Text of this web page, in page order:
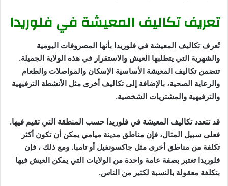
تعريف تكاليف المعيشة في فلوريدا
تُعرف تكاليف المعيشة في فلوريدا بأنها المصروفات اليومية
والشهرية التي يتطلبها العيش والاستقرار في هذه الولاية الجميلة.
تتضمن تكاليف المعيشة الأساسية الإسكان والمواصلات والطعام
والرعاية الصحية، بالإضافة إلى تكاليف أخرى مثل الأنشطة الترفيهية
والترفيهية والمشتريات الشخصية.
قد تتعدد تكاليف المعيشة في فلوريدا حسب المنطقة التي تقيم فيها.
فعلى سبيل المثال، فإن مناطق مدينة ميامي يمكن أن تكون أكثر
تكلفة من مناطق أخرى مثل جاكسونفيل أو تامبا. ومع ذلك ، فإن
فلوريدا تعتبر بصفة عامة واحدة من الولايات التي يمكن العيش فيها
بتكلفة معقولة بالنسبة لكثير من الناس.